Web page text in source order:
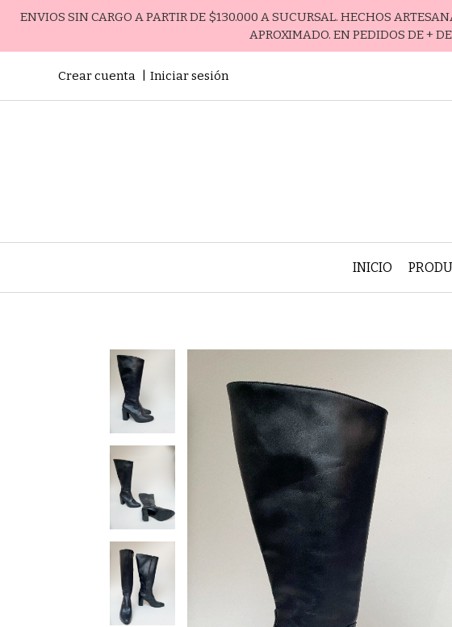
ENVIOS SIN CARGO A PARTIR DE $130.000 A SUCURSAL. HECHOS
APROXIMADO. EN PEDIDOS DE +
Crear cuenta Iniciar sesión
INICIO